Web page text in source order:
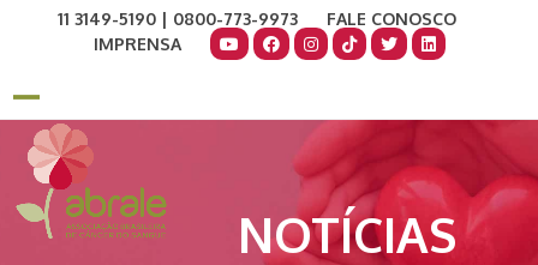
11 3149-5190 | 0800-773-9973
FALE CONOSCO
IMPRENSA
Open
mobile
menu
Close
mobile
menu
NOTÍCIAS